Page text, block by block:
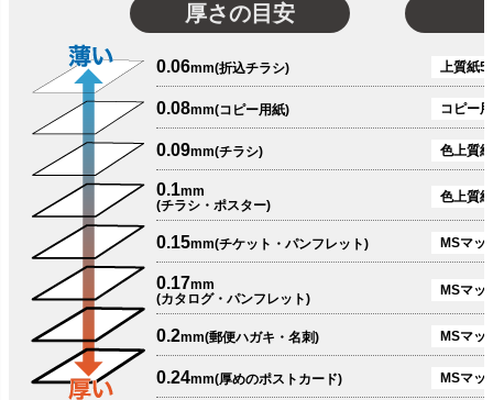
厚さの目安
0.06mm(折込チラシ) 上質紙
0.08mm(コピー用紙) コピー
0.09mm(チラシ) 色上質
0.1mm
(チラシ・ポスター)
色上質
0.15mm(チケット・パンフレット) MSマッ
0.17mm
(カタログ・パンフレット)
MSマッ
0.2mm(郵便ハガキ・名刺) MSマッ
0.24mm(厚めのポストカード) MSマッ